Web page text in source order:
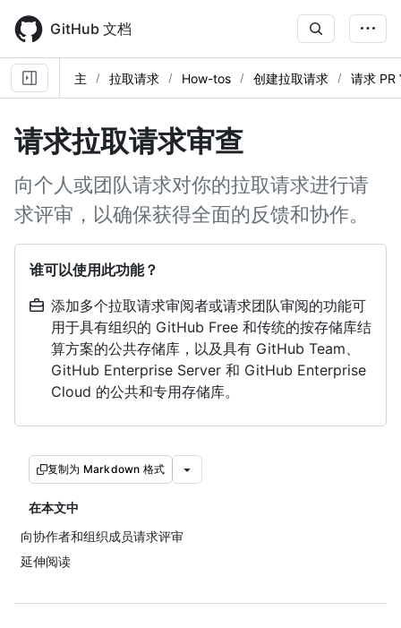
main
content
GitHub 文档
主 拉取请求 How-tos 创建拉取请求 请求 PR
请求拉取请求审查
向个人或团队请求对你的拉取请求进行请
求评审，以确保获得全面的反馈和协作。
谁可以使用此功能？
添加多个拉取请求审阅者或请求团队审阅的功能可
用于具有组织的 GitHub Free 和传统的按存储库结
算方案的公共存储库，以及具有 GitHub Team、
GitHub Enterprise Server 和 GitHub Enterprise
Cloud 的公共和专用存储库。
复制为 Markdown 格式
在本文中
向协作者和组织成员请求评审
延伸阅读